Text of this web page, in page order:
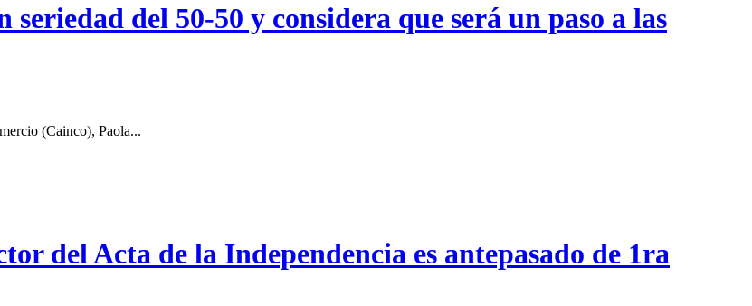
del 50-50 y considera que será un paso a las
(Cainco), Paola...
del Acta de la Independencia es antepasado de 1ra